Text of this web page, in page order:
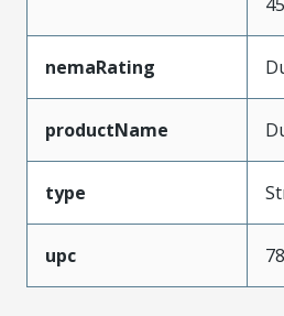
nemaRating
productName
type
upc